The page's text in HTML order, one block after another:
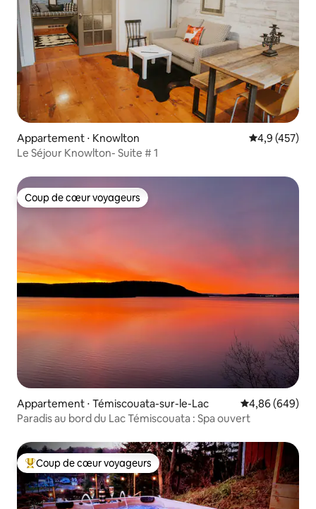
Appartement ⋅ Knowlton Évaluation
4,9 (457)
Le Séjour Knowlton- Suite # 1
Coup de cœur voyageurs
Coup de cœur voyageurs
Appartement ⋅ Témiscouata-sur-le-Lac Évaluation
4,86 (649)
Paradis au bord du Lac Témiscouata : Spa ouvert
Coups de cœur voyageurs les plus appréciés
Coup de cœur voyageurs